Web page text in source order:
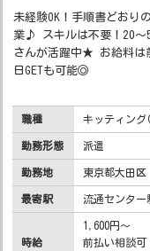
未経験OK！手順書どおり
業♪ スキルは不要！20～
さんが活躍中★ お給料は
日GETも可能◎
職種 キッティング
勤務形態 派遣
勤務地 東京都大田区
最寄駅 流通センター
時給
1,600円～
前払い相談